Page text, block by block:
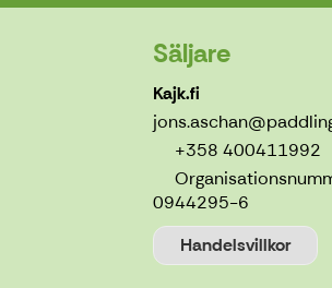
Säljare
Kajk.fi
+358 400411992
0944295-6
Handelsvillkor